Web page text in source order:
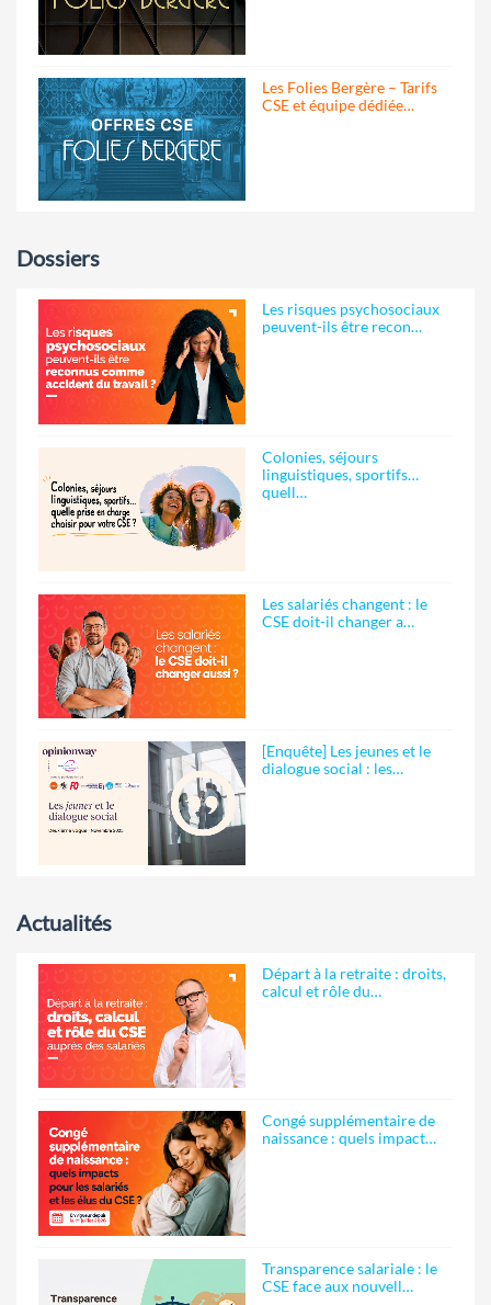
Les Folies Bergère – Tarifs
CSE et équipe dédiée…
Dossiers
Les risques psychosociaux
peuvent-ils être recon…
Colonies, séjours
linguistiques, sportifs…
quell…
Les salariés changent : le
CSE doit-il changer a…
[Enquête] Les jeunes et le
dialogue social : les…
Actualités
Départ à la retraite : droits,
calcul et rôle du…
Congé supplémentaire de
naissance : quels impact…
Transparence salariale : le
CSE face aux nouvell…